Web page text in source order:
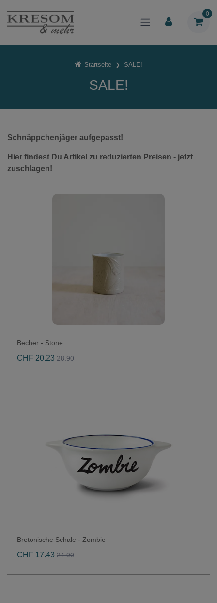
0
Startseite SALE!
SALE!
Schnäppchenjäger aufgepasst!
Hier findest Du Artikel zu reduzierten Preisen - jetzt
zuschlagen!
Becher - Stone
CHF 20.23 28.90
Bretonische Schale - Zombie
CHF 17.43 24.90